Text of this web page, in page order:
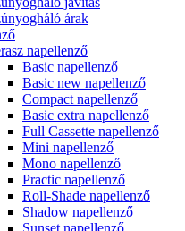
árak
napellenző
Basic napellenző
Basic new napellenző
Compact napellenző
Basic extra napellenző
Full Cassette napellenző
Mini napellenző
Mono napellenző
Practic napellenző
Roll-Shade napellenző
Shadow napellenző
Sunset napellenző